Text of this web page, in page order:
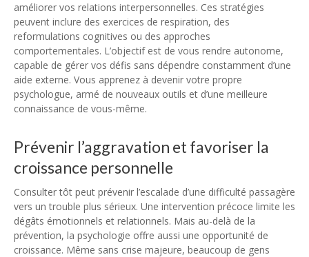
améliorer vos relations interpersonnelles. Ces stratégies
peuvent inclure des exercices de respiration, des
reformulations cognitives ou des approches
comportementales. L’objectif est de vous rendre autonome,
capable de gérer vos défis sans dépendre constamment d’une
aide externe. Vous apprenez à devenir votre propre
psychologue, armé de nouveaux outils et d’une meilleure
connaissance de vous-même.
Prévenir l’aggravation et favoriser la
croissance personnelle
Consulter tôt peut prévenir l’escalade d’une difficulté passagère
vers un trouble plus sérieux. Une intervention précoce limite les
dégâts émotionnels et relationnels. Mais au-delà de la
prévention, la psychologie offre aussi une opportunité de
croissance. Même sans crise majeure, beaucoup de gens